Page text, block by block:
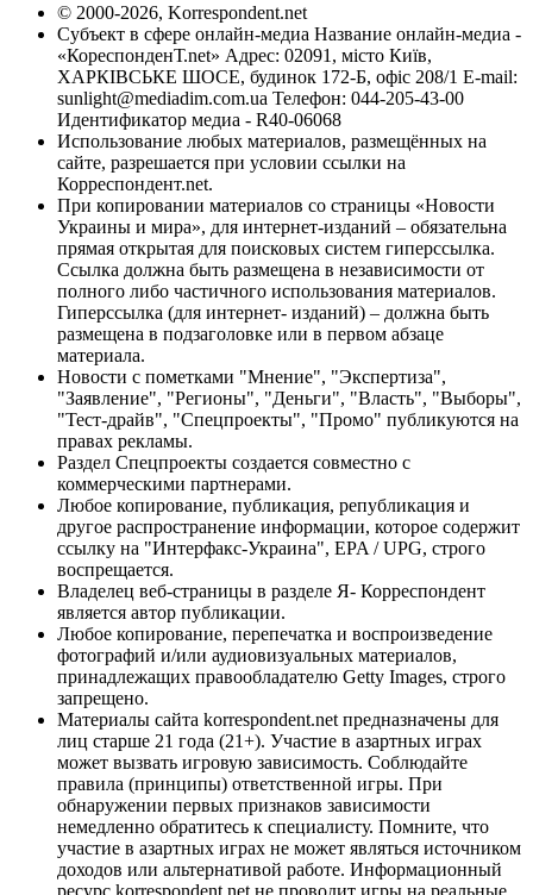
© 2000-2026, Korrespondent.net
Субъект в сфере онлайн-медиа Название онлайн-медиа -
«КореспонденТ.net» Адрес: 02091, місто Київ,
ХАРКІВСЬКЕ ШОСЕ, будинок 172-Б, офіс 208/1 E-mail:
sunlight@mediadim.com.ua Телефон: 044-205-43-00
Идентификатор медиа - R40-06068
Использование любых материалов, размещённых на
сайте, разрешается при условии ссылки на
Корреспондент.net.
При копировании материалов со страницы «Новости
Украины и мира», для интернет-изданий – обязательна
прямая открытая для поисковых систем гиперссылка.
Ссылка должна быть размещена в независимости от
полного либо частичного использования материалов.
Гиперссылка (для интернет- изданий) – должна быть
размещена в подзаголовке или в первом абзаце
материала.
Новости с пометками "Мнение", "Экспертиза",
"Заявление", "Регионы", "Деньги", "Власть", "Выборы",
"Тест-драйв", "Спецпроекты", "Промо" публикуются на
правах рекламы.
Раздел Спецпроекты создается совместно с
коммерческими партнерами.
Любое копирование, публикация, републикация и
другое распространение информации, которое содержит
ссылку на "Интерфакс-Украина", EPA / UPG, строго
воспрещается.
Владелец веб-страницы в разделе Я- Корреспондент
является автор публикации.
Любое копирование, перепечатка и воспроизведение
фотографий и/или аудиовизуальных материалов,
принадлежащих правообладателю Getty Images, строго
запрещено.
Материалы сайта korrespondent.net предназначены для
лиц старше 21 года (21+). Участие в азартных играх
может вызвать игровую зависимость. Соблюдайте
правила (принципы) ответственной игры. При
обнаружении первых признаков зависимости
немедленно обратитесь к специалисту. Помните, что
участие в азартных играх не может являться источником
доходов или альтернативой работе. Информационный
ресурс korrespondent.net не проводит игры на реальные